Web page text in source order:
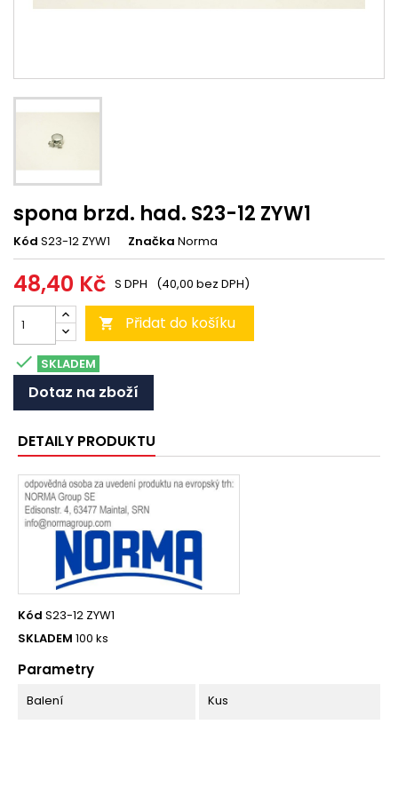
spona brzd. had. S23-12 ZYW1
Kód S23-12 ZYW1 Značka Norma
48,40 Kč S DPH (40,00 bez DPH)
 Přidat do košíku
 SKLADEM
Dotaz na zboží
DETAILY PRODUKTU
Kód S23-12 ZYW1
SKLADEM 100 ks
Parametry
Balení Kus